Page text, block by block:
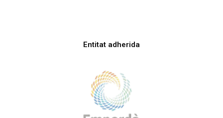
Entitat adherida